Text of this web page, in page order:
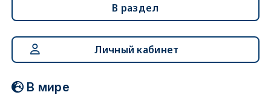
В раздел
Личный кабинет
В мире